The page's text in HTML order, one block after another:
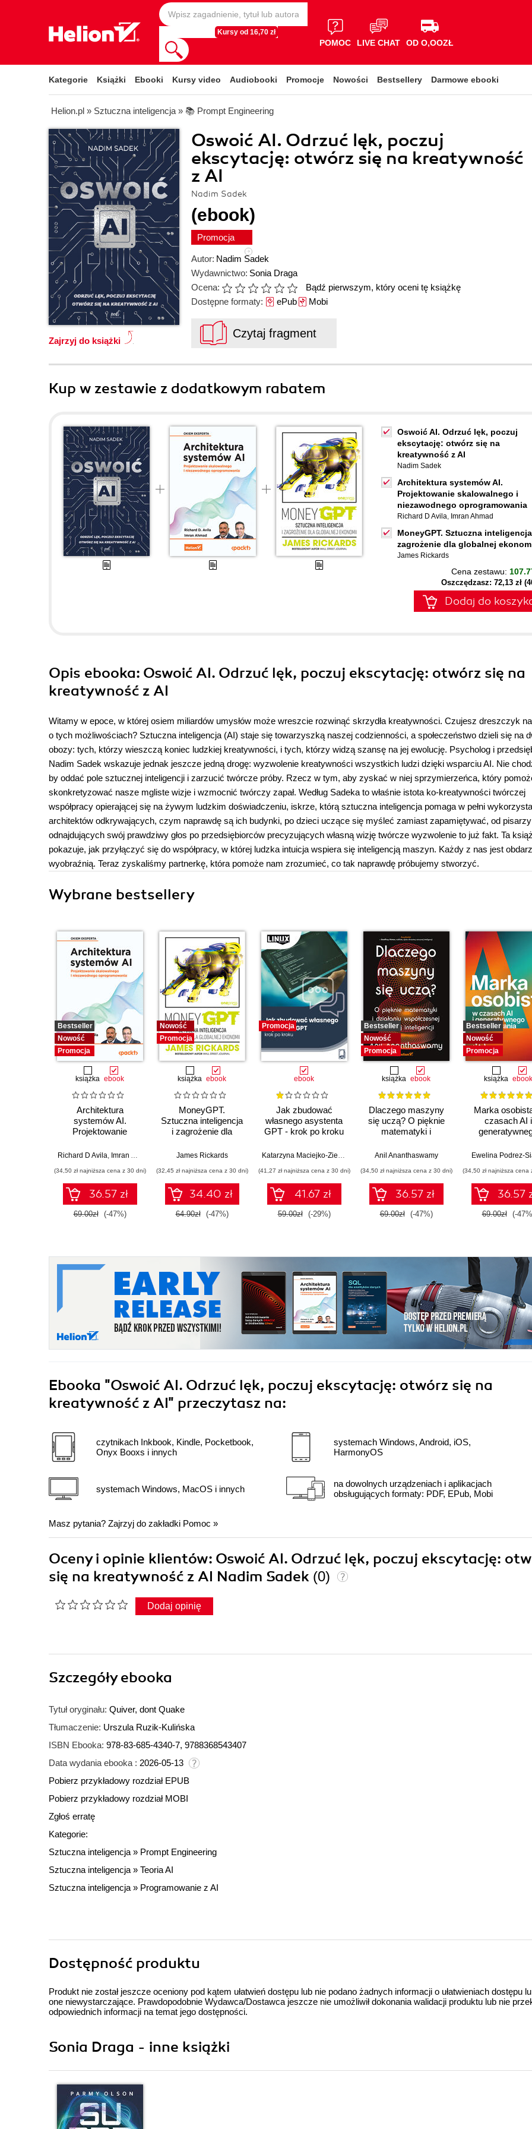
Kursy od 16,70 zł
POMOC LIVE CHAT OD O,OOZŁ
Kategorie Książki Ebooki Kursy video Audiobooki Promocje Nowości Bestsellery Darmowe ebooki
Helion.pl » Sztuczna inteligencja » 📚 Prompt Engineering
Oswoić AI. Odrzuć lęk, poczuj
ekscytację: otwórz się na kreatywność
z AI
Nadim Sadek
(ebook)
Promocja
Zajrzyj do książki
Autor: Nadim Sadek
Wydawnictwo: Sonia Draga
Ocena:
Bądź pierwszym, który oceni tę książkę
Dostępne formaty: ePubMobi
Czytaj fragment
Kup w zestawie z dodatkowym rabatem
Oswoić AI. Odrzuć lęk, poczuj
ekscytację: otwórz się na
kreatywność z AI
Nadim Sadek
Architektura systemów AI.
Projektowanie skalowalnego i
niezawodnego oprogramowania
Richard D Avila, Imran Ahmad
MoneyGPT. Sztuczna
zagrożenie dla globalnej
James Rickards
Cena zestawu:
Oszczędzasz: 72,13 zł
Dodaj do
Opis ebooka: Oswoić AI. Odrzuć lęk, poczuj ekscytację: otwórz się na
kreatywność z AI
Witamy w epoce, w której osiem miliardów umysłów może wreszcie rozwinąć skrzydła kreatywności. Czujesz dreszczyk
o tych możliwościach? Sztuczna inteligencja (AI) staje się towarzyszką naszej codzienności, a społeczeństwo dzieli się na
obozy: tych, którzy wieszczą koniec ludzkiej kreatywności, i tych, którzy widzą szansę na jej ewolucję. Psycholog i
Nadim Sadek wskazuje jednak jeszcze jedną drogę: wyzwolenie kreatywności wszystkich ludzi dzięki wsparciu AI. Nie
by oddać pole sztucznej inteligencji i zarzucić twórcze próby. Rzecz w tym, aby zyskać w niej sprzymierzeńca, który
skonkretyzować nasze mgliste wizje i wzmocnić twórczy zapał. Według Sadeka to właśnie istota ko-kreatywności twórczej
współpracy opierającej się na żywym ludzkim doświadczeniu, iskrze, którą sztuczna inteligencja pomaga w pełni
architektów odkrywających, czym naprawdę są ich budynki, po dzieci uczące się myśleć zamiast zapamiętywać, od pisarzy
odnajdujących swój prawdziwy głos po przedsiębiorców precyzujących własną wizję twórcze wyzwolenie to już fakt. Ta
pokazuje, jak przyłączyć się do współpracy, w której ludzka intuicja wspiera się inteligencją maszyn. Każdy z nas jest
wyobraźnią. Teraz zyskaliśmy partnerkę, która pomoże nam zrozumieć, co tak naprawdę próbujemy stworzyć.
Wybrane bestsellery
Bestseller
Nowość
Promocja
książka ebook
Architektura
systemów AI.
Projektowanie
niezawodnego
Richard D Avila, Imran Ahmad
(34,50 zł najniższa cena z 30 dni)
36.57 zł
69.00zł (-47%)
Nowość
Promocja
książka ebook
MoneyGPT.
Sztuczna inteligencja
i zagrożenie dla
James Rickards
(32,45 zł najniższa cena z 30 dni)
34.40 zł
64.90zł (-47%)
Promocja
ebook
Jak zbudować
własnego asystenta
GPT - krok po kroku
Katarzyna Maciejko-Zielińska
(41,27 zł najniższa cena z 30 dni)
41.67 zł
59.00zł (-29%)
Bestseller
Nowość
Promocja
książka ebook
Dlaczego maszyny
się uczą? O pięknie
matematyki i
współczesnej
Anil Ananthaswamy
(34,50 zł najniższa cena z 30 dni)
36.57 zł
69.00zł (-47%)
Bestseller
Nowość
Promocja
książka ebook
Marka
czasach AI i
Ewelina Podrez-
(34,50 zł najniższa cena
36.57
69.00zł (-
Ebooka "Oswoić AI. Odrzuć lęk, poczuj ekscytację: otwórz się na
kreatywność z AI" przeczytasz na:
czytnikach Inkbook, Kindle, Pocketbook,
Onyx Booxs i innych
systemach Windows, MacOS i innych
systemach Windows, Android, iOS,
HarmonyOS
na dowolnych urządzeniach i aplikacjach
obsługujących formaty: PDF, EPub, Mobi
Masz pytania? Zajrzyj do zakładki Pomoc »
Oceny i opinie klientów: Oswoić AI. Odrzuć lęk, poczuj ekscytację:
się na kreatywność z AI Nadim Sadek (0)
Dodaj opinię
Szczegółyebooka
Tytuł oryginału: Quiver, dont Quake
Tłumaczenie: Urszula Ruzik-Kulińska
ISBN Ebooka: 978-83-685-4340-7, 9788368543407
Data wydania ebooka : 2026-05-13
Pobierz przykładowy rozdział EPUB
Pobierz przykładowy rozdział MOBI
Zgłoś erratę
Kategorie:
Sztuczna inteligencja » Prompt Engineering
Sztuczna inteligencja » Teoria AI
Sztuczna inteligencja » Programowanie z AI
Dostępność produktu
Produkt nie został jeszcze oceniony pod kątem ułatwień dostępu lub nie podano żadnych informacji o ułatwieniach dostępu
one niewystarczające. Prawdopodobnie Wydawca/Dostawca jeszcze nie umożliwił dokonania walidacji produktu lub nie
odpowiednich informacji na temat jego dostępności.
Sonia Draga - inne książki